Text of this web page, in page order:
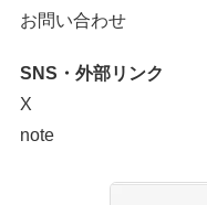
お問い合わせ
SNS・外部リンク
X
note